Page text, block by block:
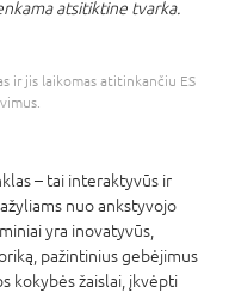
atsitiktine tvarka.
ir jis laikomas atitinkančiu ES
– tai interaktyvūs ir
nuo ankstyvojo
yra inovatyvūs,
pažintinius gebėjimus
kokybės žaislai, įkvėpti